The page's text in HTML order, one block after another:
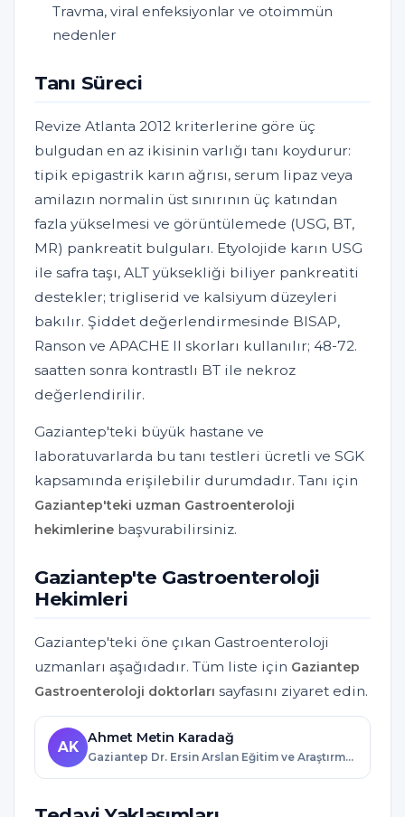
Travma, viral enfeksiyonlar ve otoimmün
nedenler
Tanı Süreci
Revize Atlanta 2012 kriterlerine göre üç
bulgudan en az ikisinin varlığı tanı koydurur:
tipik epigastrik karın ağrısı, serum lipaz veya
amilazın normalin üst sınırının üç katından
fazla yükselmesi ve görüntülemede (USG, BT,
MR) pankreatit bulguları. Etyolojide karın USG
ile safra taşı, ALT yüksekliği biliyer pankreatiti
destekler; trigliserid ve kalsiyum düzeyleri
bakılır. Şiddet değerlendirmesinde BISAP,
Ranson ve APACHE II skorları kullanılır; 48-72.
saatten sonra kontrastlı BT ile nekroz
değerlendirilir.
Gaziantep'teki büyük hastane ve
laboratuvarlarda bu tanı testleri ücretli ve SGK
kapsamında erişilebilir durumdadır. Tanı için
Gaziantep'teki uzman Gastroenteroloji
hekimlerine başvurabilirsiniz.
Gaziantep'te Gastroenteroloji
Hekimleri
Gaziantep'teki öne çıkan Gastroenteroloji
uzmanları aşağıdadır. Tüm liste için Gaziantep
Gastroenteroloji doktorları sayfasını ziyaret edin.
AK
Ahmet Metin Karadağ
Gaziantep Dr. Ersin Arslan Eğitim ve Araştırma Hastanesi · Gaziantep